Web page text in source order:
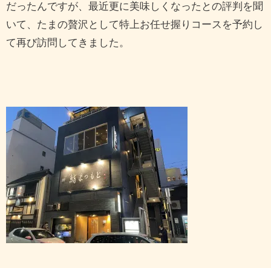
だったんですが、最近更に美味しくなったとの評判を聞
いて、たまの贅沢として特上お任せ握りコースを予約し
て再び訪問してきました。